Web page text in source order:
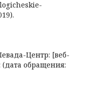
Центр: [веб-
(дата обращения: